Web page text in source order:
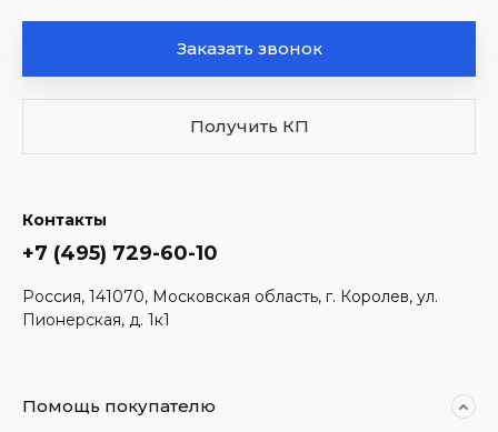
Заказать звонок
Получить КП
Контакты
+7 (495) 729-60-10
Россия, 141070, Московская область, г. Королев, ул.
Пионерская, д. 1к1
Помощь покупателю